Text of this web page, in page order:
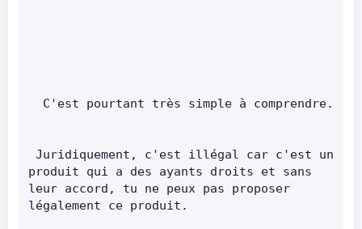
produit qui a des ayants droits et sans
leur accord, tu ne peux pas proposer
légalement ce produit.